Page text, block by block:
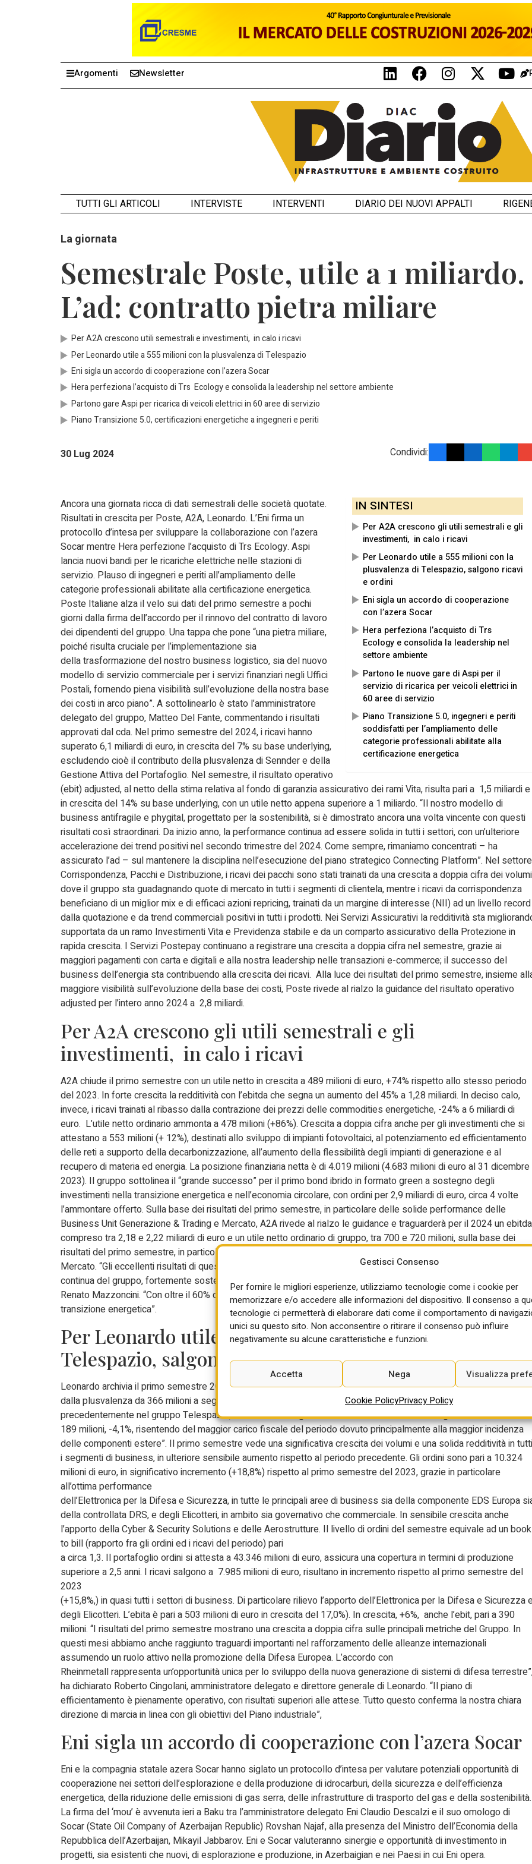
Gestisci Consenso
Per fornire le migliori esperienze, utilizziamo tecnologie come i cookie per
memorizzare e/o accedere alle informazioni del dispositivo. Il consenso a
tecnologie ci permetterà di elaborare dati come il comportamento di
unici su questo sito. Non acconsentire o ritirare il consenso può influire
negativamente su alcune caratteristiche e funzioni.
Accetta Nega Visualizza
Cookie PolicyPrivacy Policy
Argomenti Newsletter
TUTTI GLI ARTICOLI INTERVISTE INTERVENTI DIARIO DEI NUOVI APPALTI
La giornata
Semestrale Poste, utile a 1 miliardo.
L’ad: contratto pietra miliare
Per A2A crescono utili semestrali e investimenti, in calo i ricavi
Per Leonardo utile a 555 milioni con la plusvalenza di Telespazio
Eni sigla un accordo di cooperazione con l’azera Socar
Hera perfeziona l’acquisto di Trs Ecology e consolida la leadership nel settore ambiente
Partono gare Aspi per ricarica di veicoli elettrici in 60 aree di servizio
Piano Transizione 5.0, certificazioni energetiche a ingegneri e periti
30 Lug 2024 Condividi:
IN SINTESI
Per A2A crescono gli utili semestrali e gli
investimenti, in calo i ricavi
Per Leonardo utile a 555 milioni con la
plusvalenza di Telespazio, salgono ricavi
e ordini
Eni sigla un accordo di cooperazione
con l’azera Socar
Hera perfeziona l’acquisto di Trs
Ecology e consolida la leadership nel
settore ambiente
Partono le nuove gare di Aspi per il
servizio di ricarica per veicoli elettrici in
60 aree di servizio
Piano Transizione 5.0, ingegneri e periti
soddisfatti per l’ampliamento delle
categorie professionali abilitate alla
certificazione energetica
Ancora una giornata ricca di dati semestrali delle società quotate.
Risultati in crescita per Poste, A2A, Leonardo. L’Eni firma un
protocollo d’intesa per sviluppare la collaborazione con l’azera
Socar mentre Hera perfezione l’acquisto di Trs Ecology. Aspi
lancia nuovi bandi per le ricariche elettriche nelle stazioni di
servizio. Plauso di ingegneri e periti all’ampliamento delle
categorie professionali abilitate alla certificazione energetica.
Poste Italiane alza il velo sui dati del primo semestre a pochi
giorni dalla firma dell’accordo per il rinnovo del contratto di lavoro
dei dipendenti del gruppo. Una tappa che pone “una pietra miliare,
poiché risulta cruciale per l’implementazione sia
della trasformazione del nostro business logistico, sia del nuovo
modello di servizio commerciale per i servizi finanziari negli Uffici
Postali, fornendo piena visibilità sull’evoluzione della nostra base
dei costi in arco piano”. A sottolinearlo è stato l’amministratore
delegato del gruppo, Matteo Del Fante, commentando i risultati
approvati dal cda. Nel primo semestre del 2024, i ricavi hanno
superato 6,1 miliardi di euro, in crescita del 7% su base underlying,
escludendo cioè il contributo della plusvalenza di Sennder e della
Gestione Attiva del Portafoglio. Nel semestre, il risultato operativo
(ebit) adjusted, al netto della stima relativa al fondo di garanzia assicurativo dei rami Vita, risulta pari a 1,5 miliardi e
in crescita del 14% su base underlying, con un utile netto appena superiore a 1 miliardo. “Il nostro modello di
business antifragile e phygital, progettato per la sostenibilità, si è dimostrato ancora una volta vincente con questi
risultati così straordinari. Da inizio anno, la performance continua ad essere solida in tutti i settori, con un’ulteriore
accelerazione dei trend positivi nel secondo trimestre del 2024. Come sempre, rimaniamo concentrati – ha
assicurato l’ad – sul mantenere la disciplina nell’esecuzione del piano strategico Connecting Platform”. Nel settore
Corrispondenza, Pacchi e Distribuzione, i ricavi dei pacchi sono stati trainati da una crescita a doppia cifra dei
dove il gruppo sta guadagnando quote di mercato in tutti i segmenti di clientela, mentre i ricavi da corrispondenza
beneficiano di un miglior mix e di efficaci azioni repricing, trainati da un margine di interesse (NII) ad un livello record
dalla quotazione e da trend commerciali positivi in tutti i prodotti. Nei Servizi Assicurativi la redditività sta
supportata da un ramo Investimenti Vita e Previdenza stabile e da un comparto assicurativo della Protezione in
rapida crescita. I Servizi Postepay continuano a registrare una crescita a doppia cifra nel semestre, grazie ai
maggiori pagamenti con carta e digitali e alla nostra leadership nelle transazioni e-commerce; il successo del
business dell’energia sta contribuendo alla crescita dei ricavi. Alla luce dei risultati del primo semestre, insieme
maggiore visibilità sull’evoluzione della base dei costi, Poste rivede al rialzo la guidance del risultato operativo
adjusted per l’intero anno 2024 a 2,8 miliardi.
Per A2A crescono gli utili semestrali e gli
investimenti, in calo i ricavi
A2A chiude il primo semestre con un utile netto in crescita a 489 milioni di euro, +74% rispetto allo stesso periodo
del 2023. In forte crescita la redditività con l’ebitda che segna un aumento del 45% a 1,28 miliardi. In deciso calo,
invece, i ricavi trainati al ribasso dalla contrazione dei prezzi delle commodities energetiche, -24% a 6 miliardi di
euro. L’utile netto ordinario ammonta a 478 milioni (+86%). Crescita a doppia cifra anche per gli investimenti che si
attestano a 553 milioni (+ 12%), destinati allo sviluppo di impianti fotovoltaici, al potenziamento ed efficientamento
delle reti a supporto della decarbonizzazione, all’aumento della flessibilità degli impianti di generazione e al
recupero di materia ed energia. La posizione finanziaria netta è di 4.019 milioni (4.683 milioni di euro al 31 dicembre
2023). Il gruppo sottolinea il “grande successo” per il primo bond ibrido in formato green a sostegno degli
investimenti nella transizione energetica e nell’economia circolare, con ordini per 2,9 miliardi di euro, circa 4 volte
l’ammontare offerto. Sulla base dei risultati del primo semestre, in particolare delle solide performance delle
Business Unit Generazione & Trading e Mercato, A2A rivede al rialzo le guidance e traguarderà per il 2024 un ebitda
compreso tra 2,18 e 2,22 miliardi di euro e un utile netto ordinario di gruppo, tra 700 e 720 milioni, sulla base dei
risultati del primo semestre, in particolare delle solide performance delle Business Unit Generazione & Trading e
Mercato. “Gli eccellenti risultati di questo primo semestre 2024 sottolineano il percorso di importante crescita
continua del gruppo, fortemente sostenuto dall’incremento degli investimenti”, commenta l’amministratore delegato
Renato Mazzoncini. “Con oltre il 60% di generazione di energia da fonti rinnovabili prosegue il nostro impegno per la
transizione energetica”.
Per Leonardo utile a 555 milioni con la plusvalenza di
Telespazio, salgono ricavi e ordini
Leonardo archivia il primo semestre 2024 all’insegna di un utile netto in crescita del 160,6% a 555 milioni, spinto
dalla plusvalenza da 366 milioni a seguito della valutazione al fair value della partecipazione detenuta
precedentemente nel gruppo Telespazio, consolidato integralmente. L’utile netto ordinario segna una flessione a
189 milioni, -4,1%, risentendo del maggior carico fiscale del periodo dovuto principalmente alla maggior incidenza
delle componenti estere”. Il primo semestre vede una significativa crescita dei volumi e una solida redditività in tutti
i segmenti di business, in ulteriore sensibile aumento rispetto al periodo precedente. Gli ordini sono pari a 10.324
milioni di euro, in significativo incremento (+18,8%) rispetto al primo semestre del 2023, grazie in particolare
all’ottima performance
dell’Elettronica per la Difesa e Sicurezza, in tutte le principali aree di business sia della componente EDS Europa
della controllata DRS, e degli Elicotteri, in ambito sia governativo che commerciale. In sensibile crescita anche
l’apporto della Cyber & Security Solutions e delle Aerostrutture. Il livello di ordini del semestre equivale ad un book
to bill (rapporto fra gli ordini ed i ricavi del periodo) pari
a circa 1,3. Il portafoglio ordini si attesta a 43.346 milioni di euro, assicura una copertura in termini di produzione
superiore a 2,5 anni. I ricavi salgono a 7.985 milioni di euro, risultano in incremento rispetto al primo semestre del
2023
(+15,8%,) in quasi tutti i settori di business. Di particolare rilievo l’apporto dell’Elettronica per la Difesa e Sicurezza
degli Elicotteri. L’ebita è pari a 503 milioni di euro in crescita del 17,0%). In crescita, +6%, anche l’ebit, pari a 390
milioni. “I risultati del primo semestre mostrano una crescita a doppia cifra sulle principali metriche del Gruppo. In
questi mesi abbiamo anche raggiunto traguardi importanti nel rafforzamento delle alleanze internazionali
assumendo un ruolo attivo nella promozione della Difesa Europea. L’accordo con
Rheinmetall rappresenta un’opportunità unica per lo sviluppo della nuova generazione di sistemi di difesa
ha dichiarato Roberto Cingolani, amministratore delegato e direttore generale di Leonardo. “Il piano di
efficientamento è pienamente operativo, con risultati superiori alle attese. Tutto questo conferma la nostra chiara
direzione di marcia in linea con gli obiettivi del Piano industriale”,
Eni sigla un accordo di cooperazione con l’azera Socar
Eni e la compagnia statale azera Socar hanno siglato un protocollo d’intesa per valutare potenziali opportunità di
cooperazione nei settori dell’esplorazione e della produzione di idrocarburi, della sicurezza e dell’efficienza
energetica, della riduzione delle emissioni di gas serra, delle infrastrutture di trasporto del gas e della sostenibilità.
La firma del ‘mou’ è avvenuta ieri a Baku tra l’amministratore delegato Eni Claudio Descalzi e il suo omologo di
Socar (State Oil Company of Azerbaijan Republic) Rovshan Najaf, alla presenza del Ministro dell’Economia della
Repubblica dell’Azerbaijan, Mikayil Jabbarov. Eni e Socar valuteranno sinergie e opportunità di investimento in
progetti, sia esistenti che nuovi, di esplorazione e produzione, in Azerbaigian e nei Paesi in cui Eni opera.